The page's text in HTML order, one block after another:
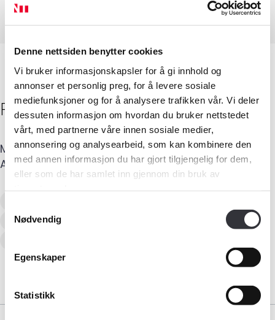
Denne nettsiden benytter cookies
Vi bruker informasjonskapsler for å gi innhold og
annonser et personlig preg, for å levere sosiale
mediefunksjoner og for å analysere trafikken vår. Vi deler
dessuten informasjon om hvordan du bruker nettstedet
vårt, med partnerne våre innen sosiale medier,
annonsering og analysearbeid, som kan kombinere den
med annen informasjon du har gjort tilgjengelig for dem,
eller som de har samlet inn gjennom din bruk av
Nødvendig
Egenskaper
Statistikk
Medlemskap
Kurs og konferanser
Kompetanse
Forbruker
Per Arne Helsem
Mobil: 907 60 155E-post: pah@helsem.net
Adresse: Bygdavegen 247, 6200 STRANDA
Tilstandsanalyse av boligeiendom